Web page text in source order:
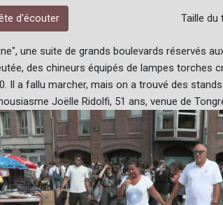
d'écouter Taille du
une suite de grands boulevards réservés
des chineurs équipés de lampes torches
Il a fallu marcher, mais on a trouvé des
Joëlle Ridolfi, 51 ans, venue de